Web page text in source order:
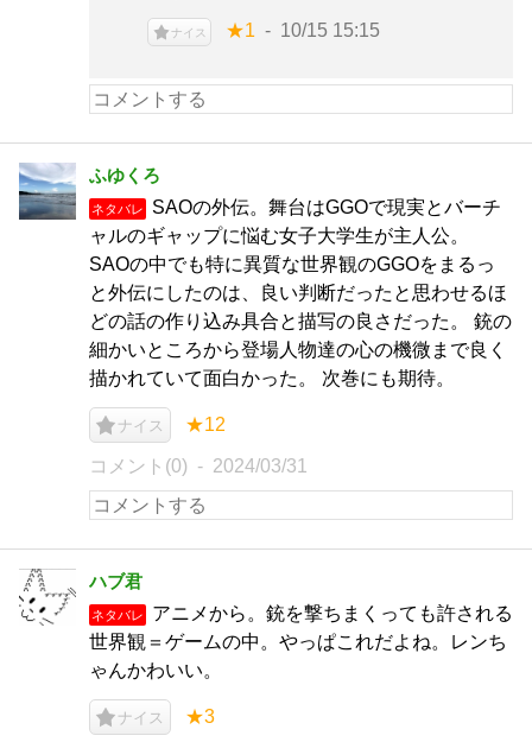
ナイス ★1 10/15 15:15
ふゆくろ
ネタバレ
SAOの外伝。舞台はGGOで現実とバーチ
ャルのギャップに悩む女子大学生が主人公。
SAOの中でも特に異質な世界観のGGOをまるっ
と外伝にしたのは、良い判断だったと思わせるほ
どの話の作り込み具合と描写の良さだった。 銃の
細かいところから登場人物達の心の機微まで良く
描かれていて面白かった。 次巻にも期待。
ナイス ★12
コメント(0) 2024/03/31
ハブ君
ネタバレ
アニメから。銃を撃ちまくっても許される
世界観＝ゲームの中。やっぱこれだよね。レンち
ゃんかわいい。
ナイス ★3